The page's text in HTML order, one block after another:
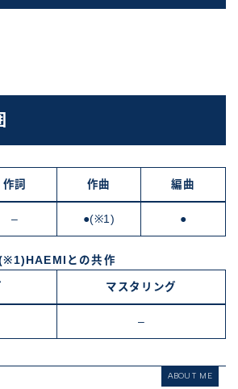
作詞 作曲 編曲
– ●(※1) ●
との共作
マスタリング
–
ABOUT ME